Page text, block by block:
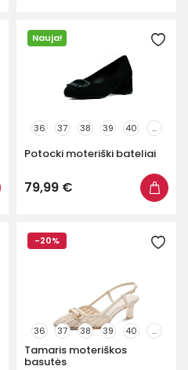
Nauja!
36 37 38 39 40 ...
Potocki moteriški bateliai
79,99 €
-20%
36 37 38 39 40 ...
Tamaris moteriškos
basutės